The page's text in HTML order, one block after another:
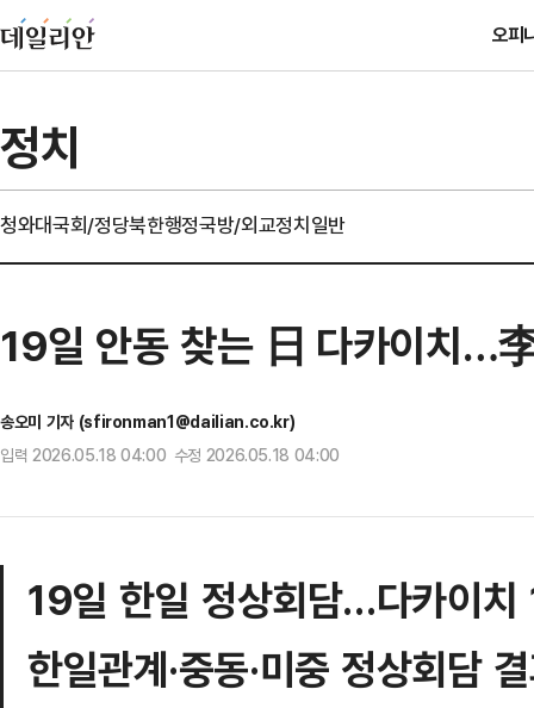
오피
정치
청와대국회/정당북한행정국방/외교정치일반
19일 안동 찾는 日 다카이치…
송오미 기자 (sfironman1@dailian.co.kr)
입력 2026.05.18 04:00 수정 2026.05.18 04:00
19일 한일 정상회담…다카이치
한일관계·중동·미중 정상회담